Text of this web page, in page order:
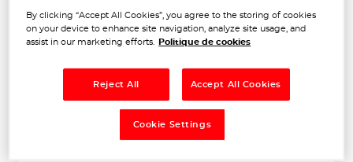
3
km
AUTO LIFT 77
21 Rue Ampère
77400 LAGNY SUR MARNE
Téléphone
By clicking “Accept All Cookies”, you agree to the storing of cookies
on your device to enhance site navigation, analyze site usage, and
assist in our marketing efforts.
Politique de cookies
Reject All Accept All Cookies
Cookie Settings